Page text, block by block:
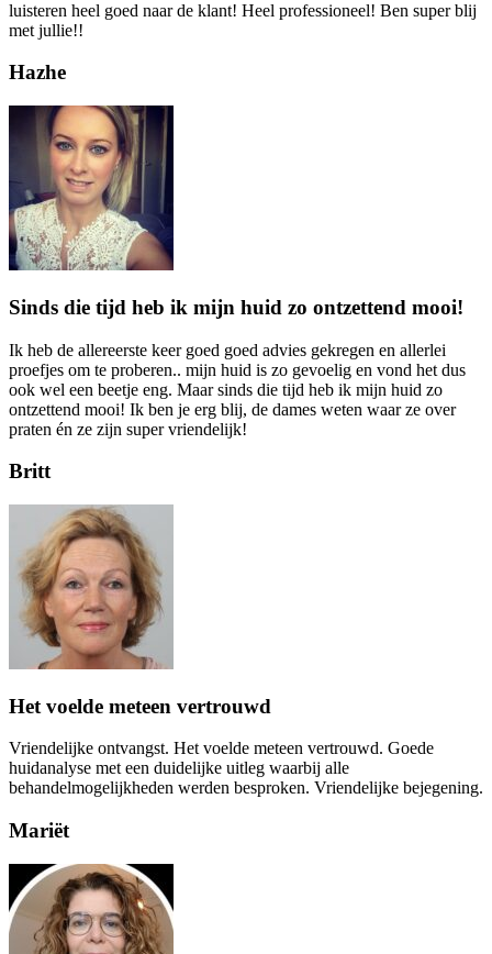
luisteren heel goed naar de klant! Heel professioneel! Ben super blij
met jullie!!
Hazhe
Sinds die tijd heb ik mijn huid zo ontzettend mooi!
Ik heb de allereerste keer goed goed advies gekregen en allerlei
proefjes om te proberen.. mijn huid is zo gevoelig en vond het dus
ook wel een beetje eng. Maar sinds die tijd heb ik mijn huid zo
ontzettend mooi! Ik ben je erg blij, de dames weten waar ze over
praten én ze zijn super vriendelijk!
Britt
Het voelde meteen vertrouwd
Vriendelijke ontvangst. Het voelde meteen vertrouwd. Goede
huidanalyse met een duidelijke uitleg waarbij alle
behandelmogelijkheden werden besproken. Vriendelijke bejegening.
Mariët